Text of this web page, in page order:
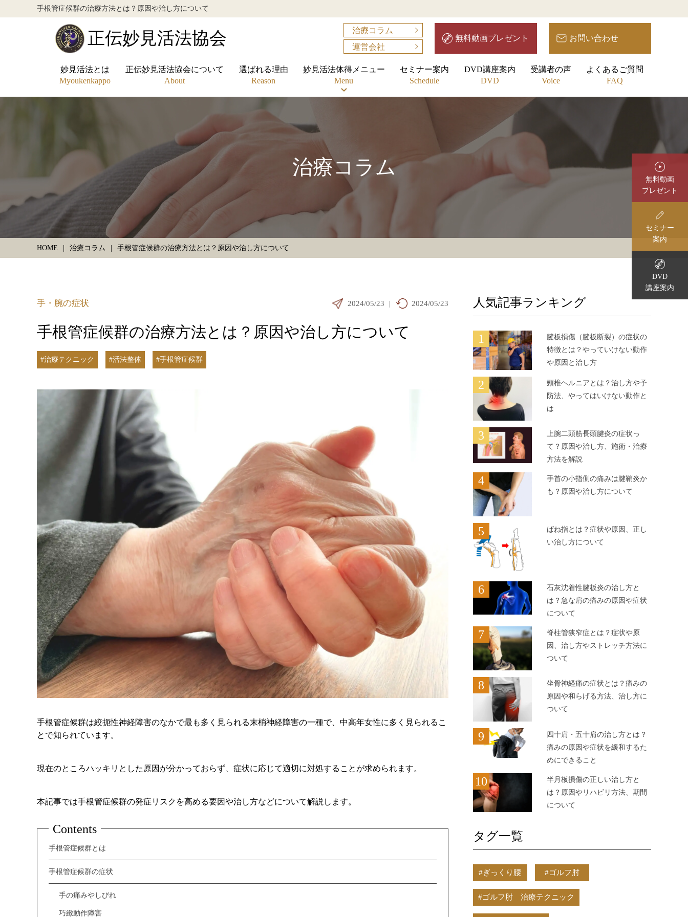
手根管症候群の治療方法とは？原因や治し方について
正伝妙見活法協会
治療コラム
運営会社
無料動画プレゼント お問い合わせ
正伝妙見活法協会
妙見活法とは
Myoukenkappo
正伝妙見活法協会について
About
選ばれる理由
Reason
妙見活法体得メニュー
Menu
セミナー案内
Schedule
DVD講座案内
DVD
受講者の声
Voice
よくあるご質問
FAQ
治療コラム
HOME 治療コラム 手根管症候群の治療方法とは？原因や治し方について
無料動画
プレゼント
セミナー
案内
DVD
講座案内
手・腕の症状 2024/05/23 | 2024/05/23
手根管症候群の治療方法とは？原因や治し方について
#治療テクニック #活法整体 #手根管症候群
手根管症候群は絞扼性神経障害のなかで最も多く見られる末梢神経障害の一種で、中高年女性に多く見られるこ
とで知られています。
現在のところハッキリとした原因が分かっておらず、症状に応じて適切に対処することが求められます。
本記事では手根管症候群の発症リスクを高める要因や治し方などについて解説します。
Contents
手根管症候群とは
手根管症候群の症状
手の痛みやしびれ
巧緻動作障害
人気記事ランキング
1
腱板損傷（腱板断裂）の症状の
特徴とは？やっていけない動作
や原因と治し方
2
頸椎ヘルニアとは？治し方や予
防法、やってはいけない動作と
は
3
上腕二頭筋長頭腱炎の症状っ
て？原因や治し方、施術・治療
方法を解説
4
手首の小指側の痛みは腱鞘炎か
も？原因や治し方について
5
ばね指とは？症状や原因、正し
い治し方について
6
石灰沈着性腱板炎の治し方と
は？急な肩の痛みの原因や症状
について
7
脊柱管狭窄症とは？症状や原
因、治し方やストレッチ方法に
ついて
8
坐骨神経痛の症状とは？痛みの
原因や和らげる方法、治し方に
ついて
9
四十肩・五十肩の治し方とは？
痛みの原因や症状を緩和するた
めにできること
10
半月板損傷の正しい治し方と
は？原因やリハビリ方法、期間
について
タグ一覧
#ぎっくり腰 #ゴルフ肘
#ゴルフ肘 治療テクニック